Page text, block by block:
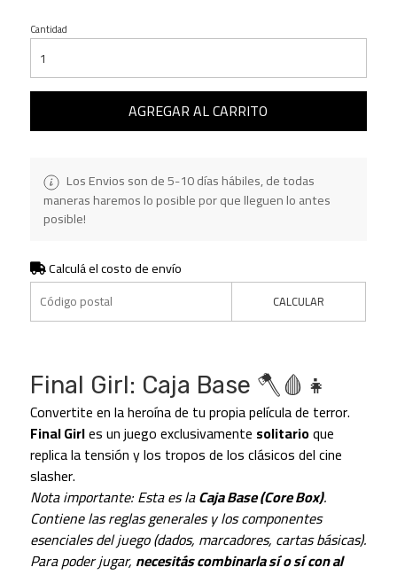
Cantidad
AGREGAR AL CARRITO
Los Envios son de 5-10 días hábiles, de todas
maneras haremos lo posible por que lleguen lo antes
posible!
Calculá el costo de envío
CALCULAR
Final Girl: Caja Base 🪓🩸👧
Convertite en la heroína de tu propia película de terror.
Final Girles un juego exclusivamente solitarioque
replica la tensión y los tropos de los clásicos del cine
slasher.
Nota importante: Esta es laCaja Base (Core Box).
Contiene las reglas generales y los componentes
esenciales del juego (dados, marcadores, cartas básicas).
Para poder jugar, necesitás combinarla sí o sí con al